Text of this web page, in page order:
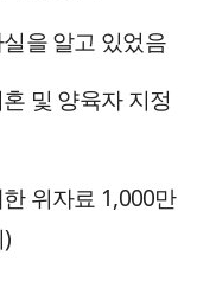
을 알고 있었음
및 양육자 지정
위자료 1,000만